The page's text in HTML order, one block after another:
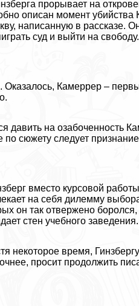
прорывает на
описан момент
написанную в рассказе.
суд и выйти на свободу.
Оказалось, Камеррер –
давить на озабоченность
сюжету следует
вместо курсовой
на себя дилемму
он так отвержено
стен учебного заведения.
некоторое время,
просит продолжить